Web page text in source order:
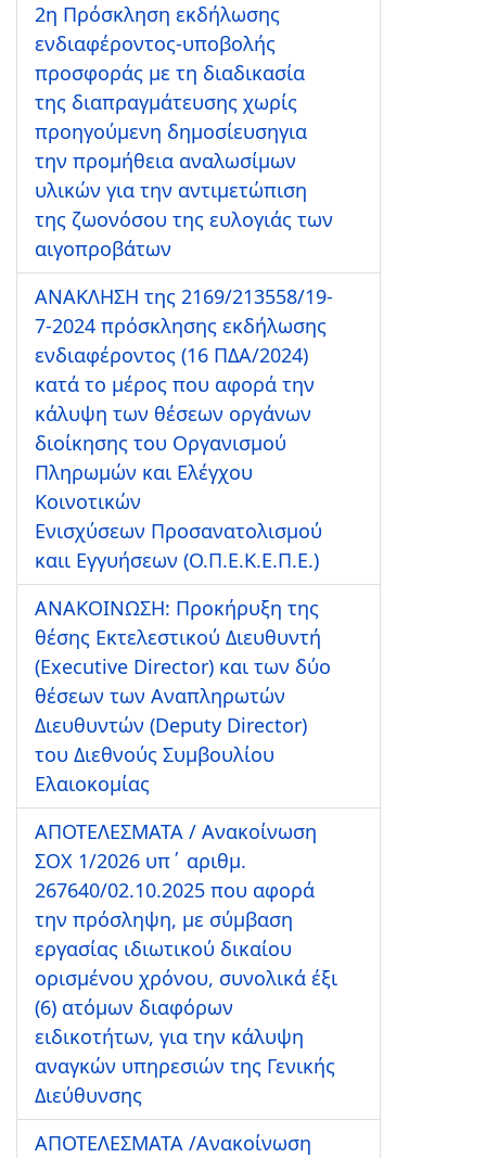
2η Πρόσκληση εκδήλωσης
ενδιαφέροντος-υποβολής
προσφοράς με τη διαδικασία
της διαπραγμάτευσης χωρίς
προηγούμενη δημοσίευσηγια
την προμήθεια αναλωσίμων
υλικών για την αντιμετώπιση
της ζωονόσου της ευλογιάς των
αιγοπροβάτων
ΑΝΑΚΛΗΣΗ της 2169/213558/19-
7-2024 πρόσκλησης εκδήλωσης
ενδιαφέροντος (16 ΠΔΑ/2024)
κατά το μέρος που αφορά την
κάλυψη των θέσεων οργάνων
διοίκησης του Οργανισμού
Πληρωμών και Ελέγχου
Κοινοτικών
Ενισχύσεων Προσανατολισμού
καιι Εγγυήσεων (Ο.Π.Ε.Κ.Ε.Π.Ε.)
ΑΝΑΚΟΙΝΩΣΗ: Προκήρυξη της
θέσης Εκτελεστικού Διευθυντή
(Executive Director) και των δύο
θέσεων των Αναπληρωτών
Διευθυντών (Deputy Director)
του Διεθνούς Συμβουλίου
Ελαιοκομίας
ΑΠΟΤΕΛΕΣΜΑΤΑ / Ανακοίνωση
ΣΟΧ 1/2026 υπ΄ αριθμ.
267640/02.10.2025 που αφορά
την πρόσληψη, με σύμβαση
εργασίας ιδιωτικού δικαίου
ορισμένου χρόνου, συνολικά έξι
(6) ατόμων διαφόρων
ειδικοτήτων, για την κάλυψη
αναγκών υπηρεσιών της Γενικής
Διεύθυνσης
ΑΠΟΤΕΛΕΣΜΑΤΑ /Ανακοίνωση